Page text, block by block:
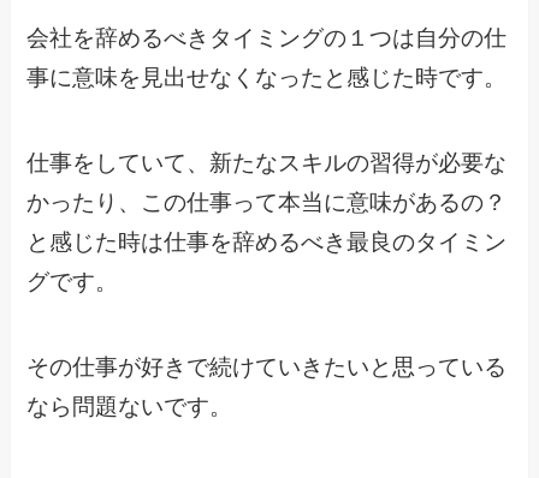
会社を辞めるべきタイミングの１つは自分の仕
事に意味を見出せなくなったと感じた時です。
仕事をしていて、新たなスキルの習得が必要な
かったり、この仕事って本当に意味があるの？
と感じた時は仕事を辞めるべき最良のタイミン
グです。
その仕事が好きで続けていきたいと思っている
なら問題ないです。